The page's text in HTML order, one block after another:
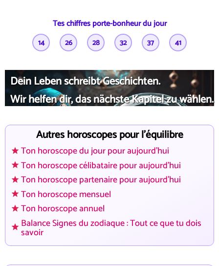
Tes chiffres porte-bonheur du jour
14 26 28 32 37 41
Dein Leben schreibt Geschichten.
Wir helfen dir, das nächste Kapitel zu wählen.
Autres horoscopes pour l'équilibre
Ton horoscope du jour pour aujourd'hui
Ton horoscope célibataire pour aujourd'hui
Ton horoscope partenaire pour aujourd'hui
Ton horoscope mensuel
Ton horoscope annuel
Balance Signes du zodiaque : Tout ce que tu dois
savoir